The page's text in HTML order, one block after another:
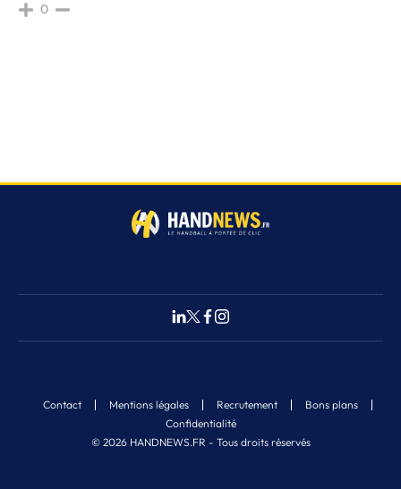
0
© 2026 HANDNEWS.FR - Tous droits réservés
Contact Mentions légales Recrutement
Bons plans
Confidentialité